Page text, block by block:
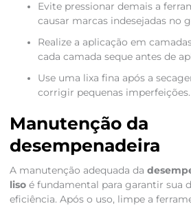
Evite pressionar demais a
causar marcas indesejadas no
Realize a aplicação em
cada camada seque antes de
Use uma lixa fina após a
corrigir pequenas imperfeições.
Manutenção da
desempenadeira
A manutenção adequada da
lisoé fundamental para garantir sua
eficiência. Após o uso, limpe a